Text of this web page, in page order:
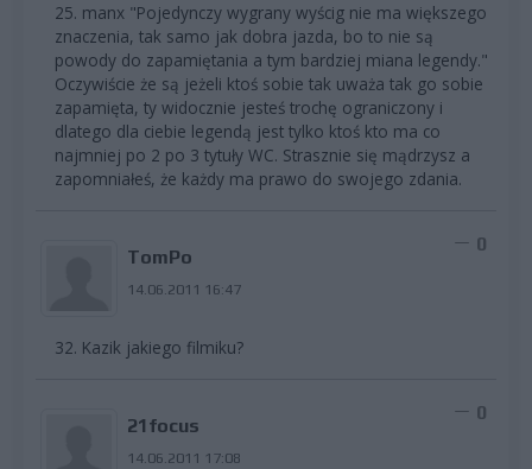
25. manx "Pojedynczy wygrany wyścig nie ma większego
znaczenia, tak samo jak dobra jazda, bo to nie są
powody do zapamiętania a tym bardziej miana legendy."
Oczywiście że są jeżeli ktoś sobie tak uważa tak go sobie
zapamięta, ty widocznie jesteś trochę ograniczony i
dlatego dla ciebie legendą jest tylko ktoś kto ma co
najmniej po 2 po 3 tytuły WC. Strasznie się mądrzysz a
zapomniałeś, że każdy ma prawo do swojego zdania.
TomPo
14.06.2011 16:47
0
32. Kazik jakiego filmiku?
21focus
14.06.2011 17:08
0